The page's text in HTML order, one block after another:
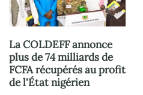
La COLDEFF annonce
plus de 74 milliards de
FCFA récupérés au profit
de l'État nigérien